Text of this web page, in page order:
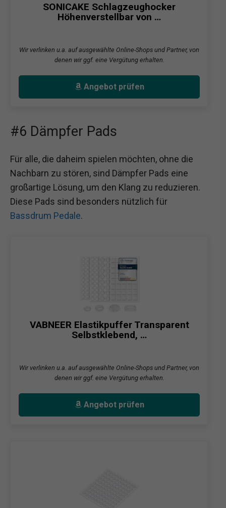
SONICAKE Schlagzeughocker
Höhenverstellbar von …
Wir verlinken u.a. auf ausgewählte Online-Shops und Partner, von
denen wir ggf. eine Vergütung erhalten.
Angebot prüfen
#6 Dämpfer Pads
Für alle, die daheim spielen möchten, ohne die
Nachbarn zu stören, sind Dämpfer Pads eine
großartige Lösung, um den Klang zu reduzieren.
Diese Pads sind besonders nützlich für
Bassdrum Pedale.
VABNEER Elastikpuffer Transparent
Selbstklebend, …
Wir verlinken u.a. auf ausgewählte Online-Shops und Partner, von
denen wir ggf. eine Vergütung erhalten.
Angebot prüfen